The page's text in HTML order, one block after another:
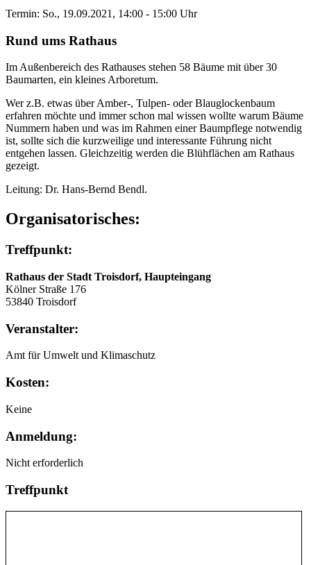
Termin: So., 19.09.2021, 14:00 - 15:00 Uhr
Rund ums Rathaus
Im Außenbereich des Rathauses stehen 58 Bäume mit über 30
Baumarten, ein kleines Arboretum.
Wer z.B. etwas über Amber-, Tulpen- oder Blauglockenbaum
erfahren möchte und immer schon mal wissen wollte warum Bäume
Nummern haben und was im Rahmen einer Baumpflege notwendig
ist, sollte sich die kurzweilige und interessante Führung nicht
entgehen lassen. Gleichzeitig werden die Blühflächen am Rathaus
gezeigt.
Leitung: Dr. Hans-Bernd Bendl.
Organisatorisches:
Treffpunkt:
Rathaus der Stadt Troisdorf, Haupteingang
Kölner Straße 176
53840 Troisdorf
Veranstalter:
Amt für Umwelt und Klimaschutz
Kosten:
Keine
Anmeldung:
Nicht erforderlich
Treffpunkt